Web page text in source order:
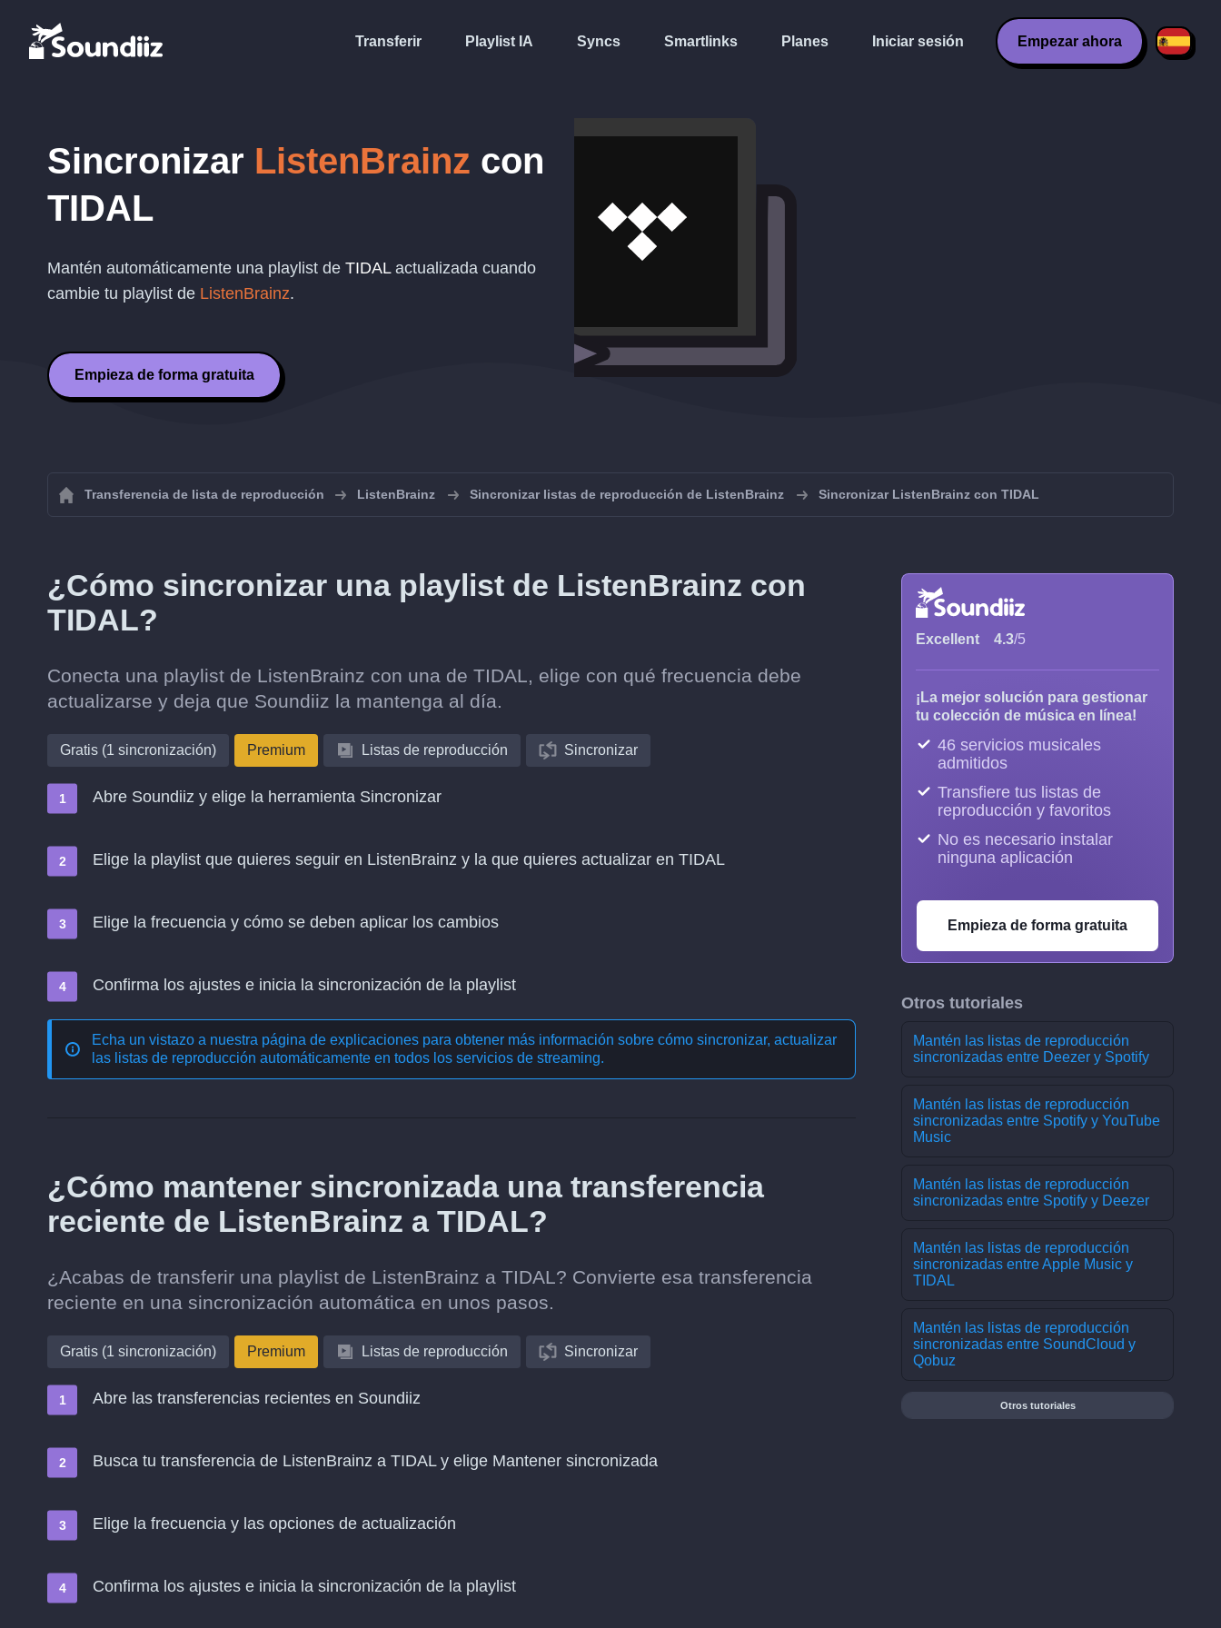
Transferir Playlist IA Syncs Smartlinks Planes Iniciar sesión Empezar ahora
Sincronizar ListenBrainz con
TIDAL
Mantén automáticamente una playlist de TIDALactualizada cuando
cambie tu playlist de ListenBrainz.
Empieza de forma gratuita
Transferencia de lista de reproducción ListenBrainz Sincronizar listas de reproducción de ListenBrainz Sincronizar ListenBrainz con TIDAL
¿Cómo sincronizar una playlist de ListenBrainz con
TIDAL?
Conecta una playlist de ListenBrainz con una de TIDAL, elige con qué frecuencia debe
actualizarse y deja que Soundiiz la mantenga al día.
Gratis (1 sincronización) Premium Listas de reproducción Sincronizar
Abre Soundiiz y elige la herramienta Sincronizar
Elige la playlist que quieres seguir en ListenBrainz y la que quieres actualizar en TIDAL
Elige la frecuencia y cómo se deben aplicar los cambios
Confirma los ajustes e inicia la sincronización de la playlist
Echa un vistazo a nuestra página de explicaciones para obtener más información sobre cómo sincronizar, actualizar
las listas de reproducción automáticamente en todos los servicios de streaming.
¿Cómo mantener sincronizada una transferencia
reciente de ListenBrainz a TIDAL?
¿Acabas de transferir una playlist de ListenBrainz a TIDAL? Convierte esa transferencia
reciente en una sincronización automática en unos pasos.
Gratis (1 sincronización) Premium Listas de reproducción Sincronizar
Abre las transferencias recientes en Soundiiz
Busca tu transferencia de ListenBrainz a TIDAL y elige Mantener sincronizada
Elige la frecuencia y las opciones de actualización
Confirma los ajustes e inicia la sincronización de la playlist
Excellent 4.3/5
¡La mejor solución para gestionar
tu colección de música en línea!
46 servicios musicales
admitidos
Transfiere tus listas de
reproducción y favoritos
No es necesario instalar
ninguna aplicación
Empieza de forma gratuita
Otros tutoriales
Mantén las listas de reproducción
sincronizadas entre Deezer y Spotify
Mantén las listas de reproducción
sincronizadas entre Spotify y YouTube
Music
Mantén las listas de reproducción
sincronizadas entre Spotify y Deezer
Mantén las listas de reproducción
sincronizadas entre Apple Music y
TIDAL
Mantén las listas de reproducción
sincronizadas entre SoundCloud y
Qobuz
Otros tutoriales